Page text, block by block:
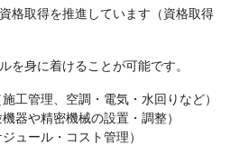
格取得を推進しています（資格取得
身に着けることが可能です。
工管理、空調・電気・水回りなど）
器や精密機械の設置・調整）
ュール・コスト管理）